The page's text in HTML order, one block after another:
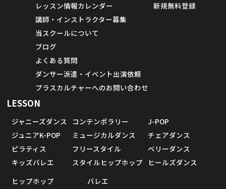
レッスン情報カレンダー
講師・インストラクター募集
当スクールについて
ブログ
よくある質問
ダンサー派遣・イベント出演依頼
プラスカルチャーへのお問い合わせ
新規無料登録
LESSON
ジャニーズダンス
ジュニアK-POP
ピラティス
キッズバレエ
コンテンポラリー
ミュージカルダンス
フリースタイル
スタイルヒップホップ
J-POP
チェアダンス
ベリーダンス
ヒールズダンス
ヒップホップ
バレエ